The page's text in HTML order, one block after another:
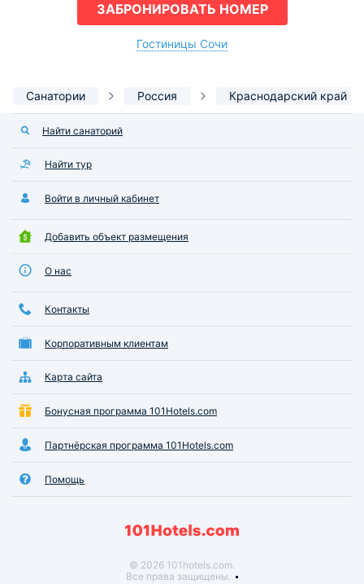
ЗАБРОНИРОВАТЬ НОМЕР
Гостиницы Сочи
Санатории Россия Краснодарский край
Найти санаторий
Найти тур
Войти в личный кабинет
Добавить объект размещения
О нас
Контакты
Корпоративным клиентам
Карта сайта
Бонусная программа 101Hotels.com
Партнёрская программа 101Hotels.com
Помощь
© 2026 101hotels.com.
Все права защищены.